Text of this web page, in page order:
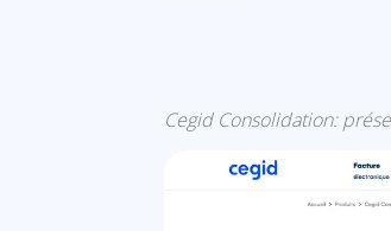
Cegid Consolidation: